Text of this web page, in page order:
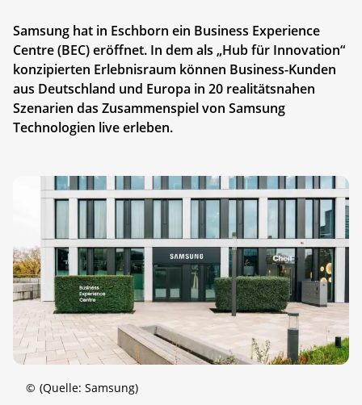
Samsung hat in Eschborn ein Business Experience
Centre (BEC) eröffnet. In dem als „Hub für Innovation“
konzipierten Erlebnisraum können Business-Kunden
aus Deutschland und Europa in 20 realitätsnahen
Szenarien das Zusammenspiel von Samsung
Technologien live erleben.
© (Quelle: Samsung)